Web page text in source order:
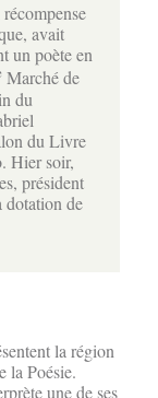
avait
un poète en
Marché de
du
du Livre
Hier soir,
président
dotation de
la région
la Poésie.
une de ses